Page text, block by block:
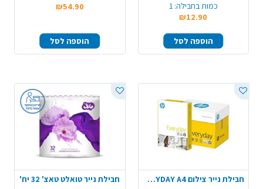
כמות בחבילה: 1
₪12.90
הוספה לסל
₪54.90
הוספה לסל
חבילת נייר צילום HP EVERYDAY A4
חבילת נייר טואלט טאצ' 32 יח'